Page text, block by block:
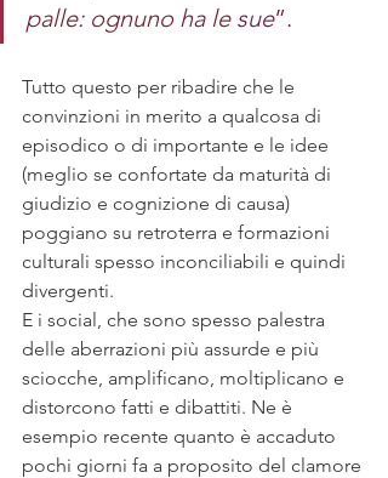
palle: ognuno ha le sue”.
Tutto questo per ribadire che le
convinzioni in merito a qualcosa di
episodico o di importante e le idee
(meglio se confortate da maturità di
giudizio e cognizione di causa)
poggiano su retroterra e formazioni
culturali spesso inconciliabili e quindi
divergenti.
E i social, che sono spesso palestra
delle aberrazioni più assurde e più
sciocche, amplificano, moltiplicano e
distorcono fatti e dibattiti. Ne è
esempio recente quanto è accaduto
pochi giorni fa a proposito del clamore